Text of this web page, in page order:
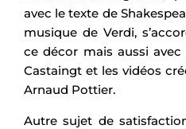
avec le texte de
musique de Verdi,
ce décor mais aussi
Castaingt et les vidéos
Arnaud Pottier.
Autre sujet de